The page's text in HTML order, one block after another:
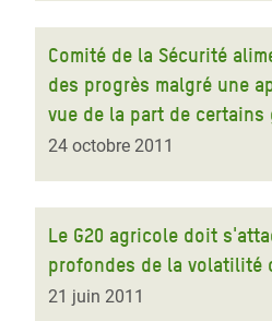
Comité de la Sécurité
des progrès malgré une
vue de la part de certains
24 octobre 2011
Le G20 agricole doit
profondes de la volatilité
21 juin 2011